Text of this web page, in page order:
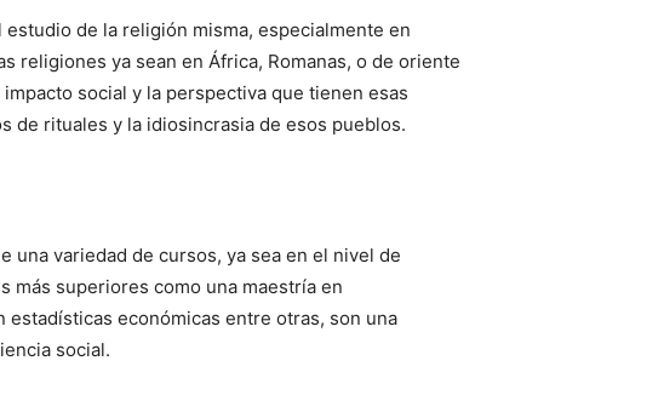
de la religión misma, especialmente en
religiones ya sean en África, Romanas, o de oriente
social y la perspectiva que tienen esas
de rituales y la idiosincrasia de esos pueblos.
una variedad de cursos, ya sea en el nivel de
más superiores como una maestría en
económicas entre otras, son una
social.